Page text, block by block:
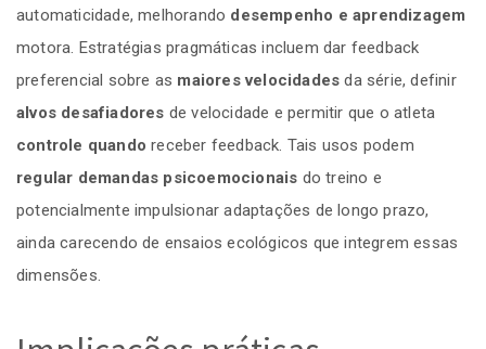
automaticidade, melhorando desempenho e aprendizagem
motora. Estratégias pragmáticas incluem dar feedback
preferencial sobre as maiores velocidades da série, definir
alvos desafiadores de velocidade e permitir que o atleta
controle quando receber feedback. Tais usos podem
regular demandas psicoemocionais do treino e
potencialmente impulsionar adaptações de longo prazo,
ainda carecendo de ensaios ecológicos que integrem essas
dimensões.